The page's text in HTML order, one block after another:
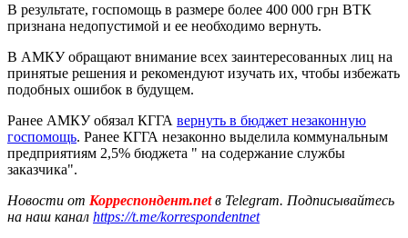
В результате, госпомощь в размере более 400 000 грн ВТК
признана недопустимой и ее необходимо вернуть.
В АМКУ обращают внимание всех заинтересованных лиц на
принятые решения и рекомендуют изучать их, чтобы избежать
подобных ошибок в будущем.
Ранее АМКУ обязал КГГА вернуть в бюджет незаконную
госпомощь. Ранее КГГА незаконно выделила коммунальным
предприятиям 2,5% бюджета " на содержание службы
заказчика".
Новости от Корреспондент.netв Telegram. Подписывайтесь
на наш канал https://t.me/korrespondentnet